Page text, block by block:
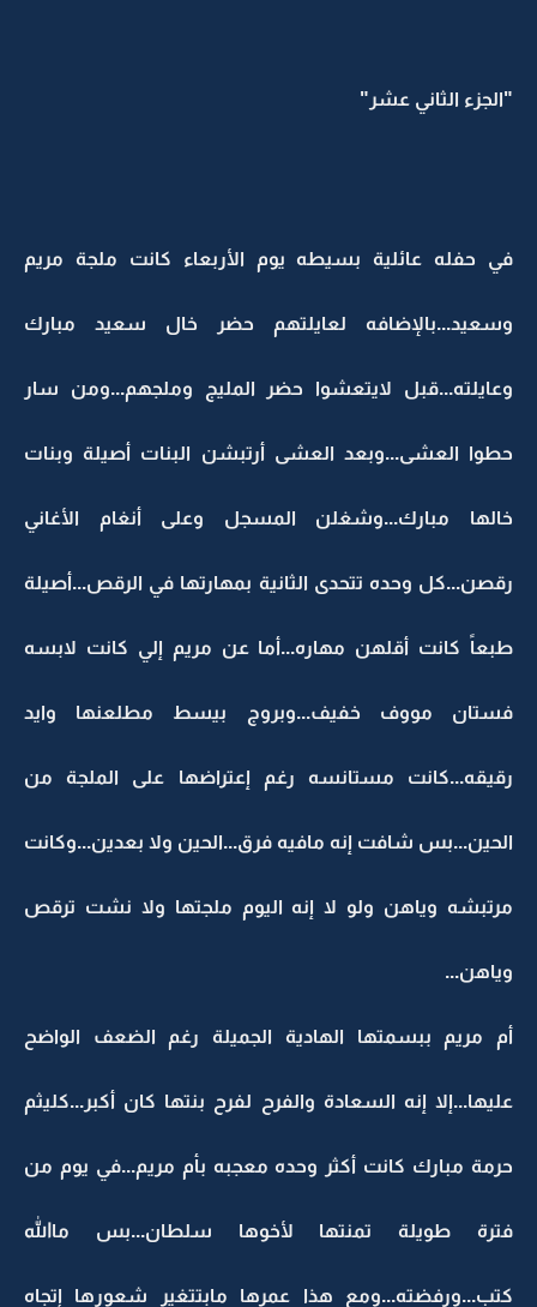
"الجزء الثاني عشر"
في حفله عائلية بسيطه يوم الأربعاء كانت ملجة مريم
وسعيد...بالإضافه لعايلتهم حضر خال سعيد مبارك
وعايلته...قبل لايتعشوا حضر المليج وملجهم...ومن سار
حطوا العشى...وبعد العشى أرتبشن البنات أصيلة وبنات
خالها مبارك...وشغلن المسجل وعلى أنغام الأغاني
رقصن...كل وحده تتحدى الثانية بمهارتها في الرقص...أصيلة
طبعاً كانت أقلهن مهاره...أما عن مريم إلي كانت لابسه
فستان مووف خفيف...وبروج بيسط مطلعنها وايد
رقيقه...كانت مستانسه رغم إعتراضها على الملجة من
الحين...بس شافت إنه مافيه فرق...الحين ولا بعدين...وكانت
مرتبشه وياهن ولو لا إنه اليوم ملجتها ولا نشت ترقص
وياهن...
أم مريم ببسمتها الهادية الجميلة رغم الضعف الواضح
عليها...إلا إنه السعادة والفرح لفرح بنتها كان أكبر...كليثم
حرمة مبارك كانت أكثر وحده معجبه بأم مريم...في يوم من
فترة طويلة تمنتها لأخوها سلطان...بس ماالله
كتب...ورفضته...ومع هذا عمرها مابتتغير شعورها إتجاه